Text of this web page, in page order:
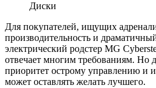
Диски
Для покупателей, ищущих
производительность и
электрический родстер MG
отвечает многим требованиям. Но
приоритет острому управлению и
может оставлять желать лучшего.